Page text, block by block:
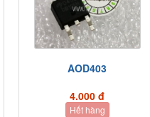
AOD403
4.000 đ
Hết hàng